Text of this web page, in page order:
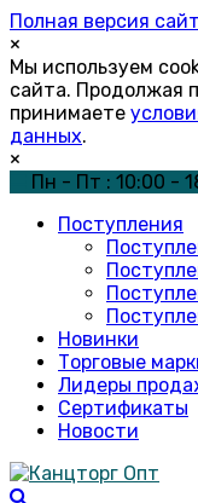
Полная версия
×
Мы используем
сайта. Продолжая
принимаете
данных.
×
Пн - Пт : 10:00 -
Поступления
Новинки
Торговые
Лидеры
Сертификаты
Новости